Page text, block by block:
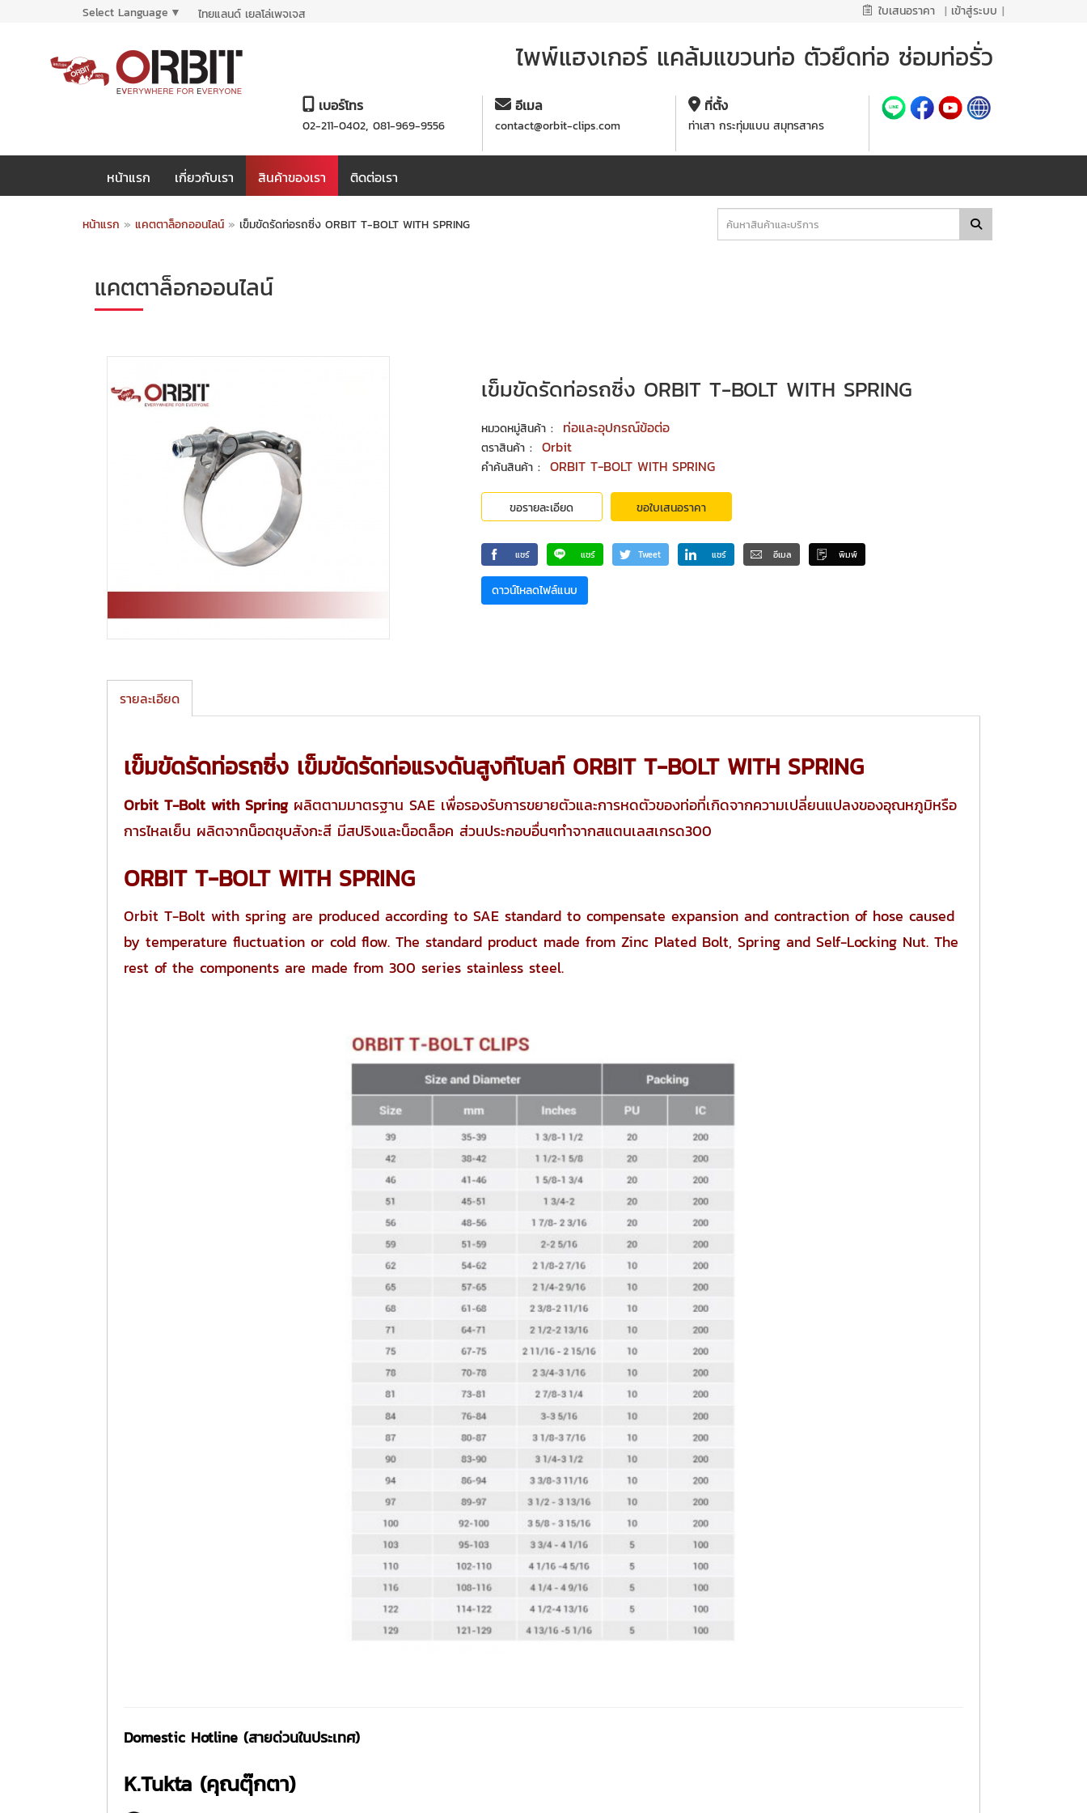
Select Language ▼ ไทยแลนด์ เยลโล่เพจเจส ใบเสนอราคา | เข้าสู่ระบบ |
ไพพ์แฮงเกอร์ แคล้มแขวนท่อ ตัวยึดท่อ ซ่อมท่อรั่ว
เบอร์โทร
02-211-0402, 081-969-9556
อีเมล
contact@orbit-clips.com
ที่ตั้ง
ท่าเสา กระทุ่มแบน สมุทรสาคร
หน้าแรก เกี่ยวกับเรา สินค้าของเรา ติดต่อเรา
หน้าแรก » แคตตาล็อกออนไลน์ » เข็มขัดรัดท่อรถซิ่ง ORBIT T-BOLT WITH SPRING
แคตตาล็อกออนไลน์
เข็มขัดรัดท่อรถซิ่ง ORBIT T-BOLT WITH SPRING
หมวดหมู่สินค้า: ท่อและอุปกรณ์ข้อต่อ
ตราสินค้า: Orbit
คำค้นสินค้า: ORBIT T-BOLT WITH SPRING
ขอรายละเอียด ขอใบเสนอราคา
แชร์ แชร์ Tweet แชร์ อีเมล พิมพ์
ดาวน์โหลดไฟล์แนบ
รายละเอียด
เข็มขัดรัดท่อรถซิ่ง เข็มขัดรัดท่อแรงดันสูงทีโบลท์ ORBIT T-BOLT WITH SPRING
Orbit T-Bolt with Spring ผลิตตามมาตรฐาน SAE เพื่อรองรับการขยายตัวและการหดตัวของท่อที่เกิดจากความเปลี่ยนแปลงของอุณหภูมิหรือ
การไหลเย็น ผลิตจากน็อตชุบสังกะสี มีสปริงและน็อตล็อค ส่วนประกอบอื่นๆทำจากสแตนเลสเกรด300
ORBIT T-BOLT WITH SPRING
Orbit T-Bolt with spring are produced according to SAE standard to compensate expansion and contraction of hose caused
by temperature fluctuation or cold flow. The standard product made from Zinc Plated Bolt, Spring and Self-Locking Nut. The
rest of the components are made from 300 series stainless steel.
Domestic Hotline (สายด่วนในประเทศ)
K.Tukta (คุณตุ๊กตา)